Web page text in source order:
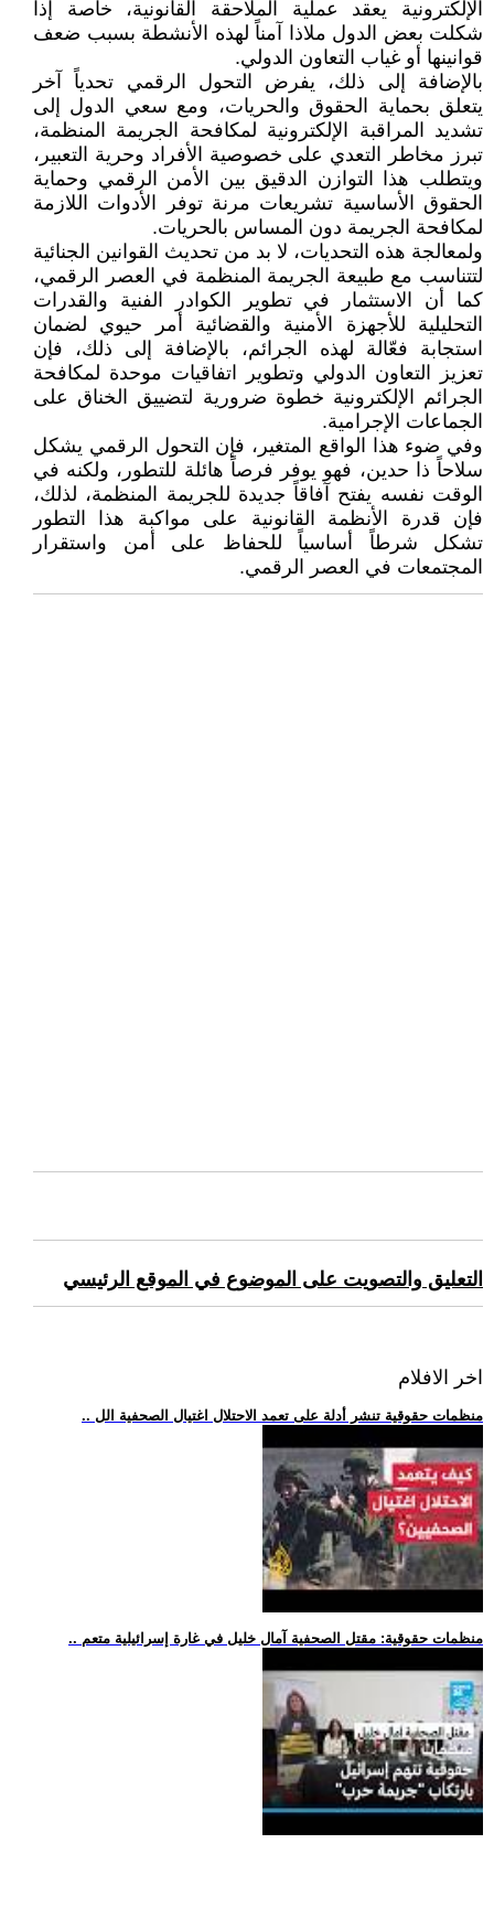
الإلكترونية يعقد عملية الملاحقة القانونية، خاصة إذا
شكلت بعض الدول ملاذا آمناً لهذه الأنشطة بسبب ضعف
قوانينها أو غياب التعاون الدولي.
بالإضافة إلى ذلك، يفرض التحول الرقمي تحدياً آخر
يتعلق بحماية الحقوق والحريات، ومع سعي الدول إلى
تشديد المراقبة الإلكترونية لمكافحة الجريمة المنظمة،
تبرز مخاطر التعدي على خصوصية الأفراد وحرية التعبير،
ويتطلب هذا التوازن الدقيق بين الأمن الرقمي وحماية
الحقوق الأساسية تشريعات مرنة توفر الأدوات اللازمة
لمكافحة الجريمة دون المساس بالحريات.
ولمعالجة هذه التحديات، لا بد من تحديث القوانين الجنائية
لتتناسب مع طبيعة الجريمة المنظمة في العصر الرقمي،
كما أن الاستثمار في تطوير الكوادر الفنية والقدرات
التحليلية للأجهزة الأمنية والقضائية أمر حيوي لضمان
استجابة فعّالة لهذه الجرائم، بالإضافة إلى ذلك، فإن
تعزيز التعاون الدولي وتطوير اتفاقيات موحدة لمكافحة
الجرائم الإلكترونية خطوة ضرورية لتضييق الخناق على
الجماعات الإجرامية.
وفي ضوء هذا الواقع المتغير، فإن التحول الرقمي يشكل
سلاحاً ذا حدين، فهو يوفر فرصاً هائلة للتطور، ولكنه في
الوقت نفسه يفتح آفاقاً جديدة للجريمة المنظمة، لذلك،
فإن قدرة الأنظمة القانونية على مواكبة هذا التطور
تشكل شرطاً أساسياً للحفاظ على أمن واستقرار
المجتمعات في العصر الرقمي.
التعليق والتصويت على الموضوع في الموقع الرئيسي
اخر الافلام
.. منظمات حقوقية تنشر أدلة على تعمد الاحتلال اغتيال الصحفية الل
.. منظمات حقوقية: مقتل الصحفية آمال خليل في غارة إسرائيلية متعم